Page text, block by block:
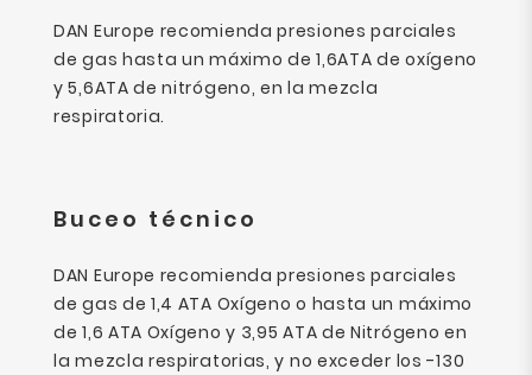
DAN Europe recomienda presiones parciales
de gas hasta un máximo de 1,6ATA de oxígeno
y 5,6ATA de nitrógeno, en la mezcla
respiratoria.
Buceo técnico
DAN Europe recomienda presiones parciales
de gas de 1,4 ATA Oxígeno o hasta un máximo
de 1,6 ATA Oxígeno y 3,95 ATA de Nitrógeno en
la mezcla respiratorias, y no exceder los -130